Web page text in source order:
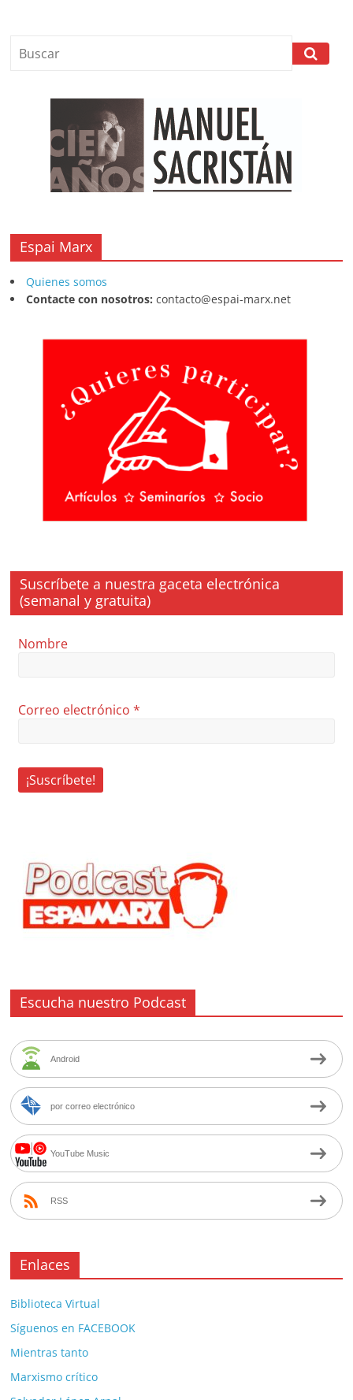
Espai Marx
Quienes somos
Contacte con nosotros: contacto@espai-marx.net
Suscríbete a nuestra gaceta electrónica
(semanal y gratuita)
Nombre
Correo electrónico*
Escucha nuestro Podcast
Android
por correo electrónico
YouTube Music
RSS
Enlaces
Biblioteca Virtual
Síguenos en FACEBOOK
Mientras tanto
Marxismo crítico